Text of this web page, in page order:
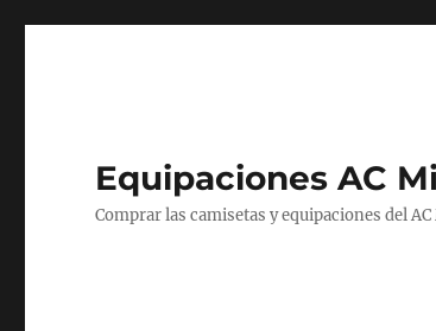
Equipaciones AC
Comprar las camisetas y equipaciones del